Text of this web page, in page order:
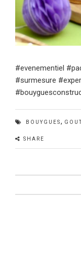
#evenementiel
#surmesure
BOUYGUES,
SHARE